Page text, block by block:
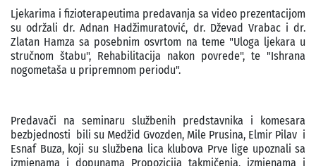
Ljekarima i fizioterapeutima predavanja sa video prezentacijom
su održali dr. Adnan Hadžimuratović, dr. Dževad Vrabac i dr.
Zlatan Hamza sa posebnim osvrtom na teme "Uloga ljekara u
stručnom štabu", Rehabilitacija nakon povrede", te "Ishrana
nogometaša u pripremnom periodu".
Predavači na seminaru službenih predstavnika i komesara
bezbjednosti bili su Medžid Gvozden, Mile Prusina, Elmir Pilav i
Esnaf Buza, koji su službena lica klubova Prve lige upoznali sa
izmjenama i dopunama Propozicija takmičenja, izmjenama i